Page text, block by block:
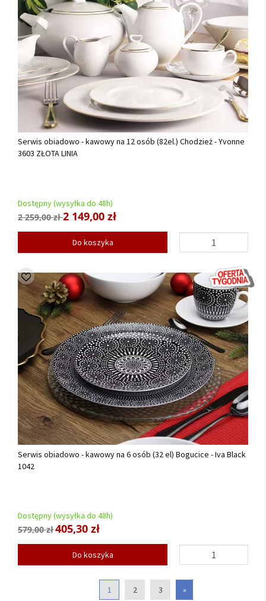
Serwis obiadowo - kawowy na 12 osób (82el.) Chodzież - Yvonne
3603 ZŁOTA LINIA
Dostępny (wysyłka do 48h)
2 259,00 zł2 149,00 zł
Do koszyka
Serwis obiadowo - kawowy na 6 osób (32 el) Bogucice - Iva Black
1042
Dostępny (wysyłka do 48h)
579,00 zł405,30 zł
Do koszyka
1 2 3 »